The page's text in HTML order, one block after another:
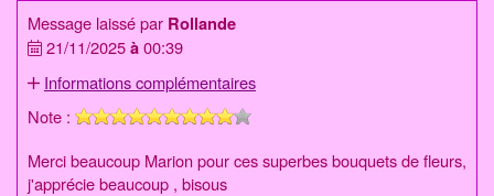
Message laissé par Rollande
21/11/2025à00:39
Informations complémentaires
Note :
Merci beaucoup Marion pour ces superbes bouquets de fleurs,
j'apprécie beaucoup , bisous